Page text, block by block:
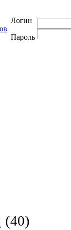
Логин
Пароль
(40)